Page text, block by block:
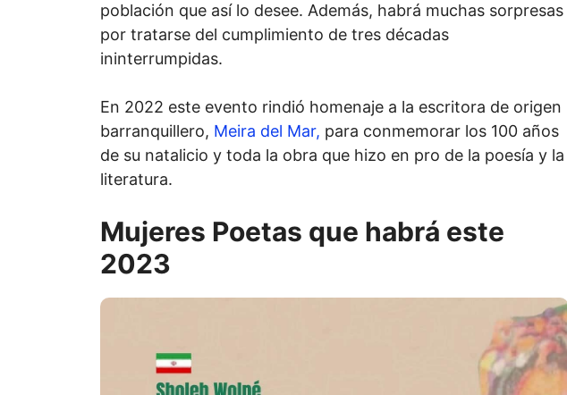
población que así lo desee. Además, habrá muchas sorpresas
por tratarse del cumplimiento de tres décadas
ininterrumpidas.
En 2022 este evento rindió homenaje a la escritora de origen
barranquillero, Meira del Mar, para conmemorar los 100 años
de su natalicio y toda la obra que hizo en pro de la poesía y la
literatura.
Mujeres Poetas que habrá este
2023